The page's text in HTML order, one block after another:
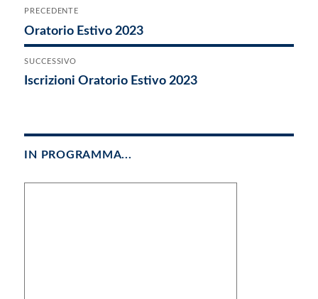
Navigazione
articoli
PRECEDENTE
Articolo
precedente:
Oratorio Estivo 2023
SUCCESSIVO
Articolo
Iscrizioni Oratorio Estivo 2023
IN PROGRAMMA...